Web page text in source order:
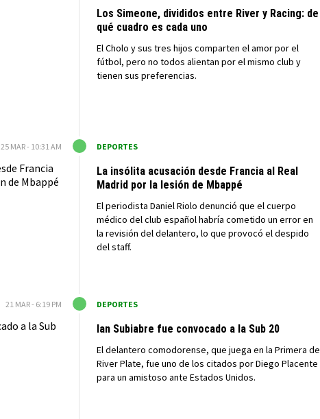
Los Simeone, divididos entre River y Racing: de
qué cuadro es cada uno
El Cholo y sus tres hijos comparten el amor por el
fútbol, pero no todos alientan por el mismo club y
tienen sus preferencias.
25 MAR - 10:31 AM DEPORTES
La insólita acusación desde Francia al Real
Madrid por la lesión de Mbappé
El periodista Daniel Riolo denunció que el cuerpo
médico del club español habría cometido un error en
la revisión del delantero, lo que provocó el despido
del staff.
21 MAR - 6:19 PM DEPORTES
Ian Subiabre fue convocado a la Sub 20
El delantero comodorense, que juega en la Primera de
River Plate, fue uno de los citados por Diego Placente
para un amistoso ante Estados Unidos.